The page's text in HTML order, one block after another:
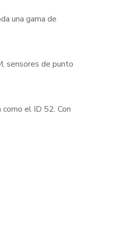
una gama de
sensores de punto
el ID 52. Con